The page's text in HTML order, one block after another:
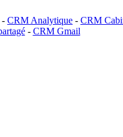
- CRM Analytique - CRM
- CRM Gmail